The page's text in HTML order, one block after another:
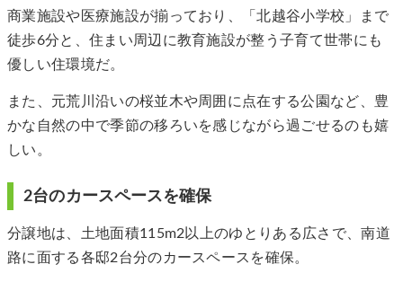
商業施設や医療施設が揃っており、「北越谷小学校」まで
徒歩6分と、住まい周辺に教育施設が整う子育て世帯にも
優しい住環境だ。
また、元荒川沿いの桜並木や周囲に点在する公園など、豊
かな自然の中で季節の移ろいを感じながら過ごせるのも嬉
しい。
2台のカースペースを確保
分譲地は、土地面積115m2以上のゆとりある広さで、南道
路に面する各邸2台分のカースペースを確保。